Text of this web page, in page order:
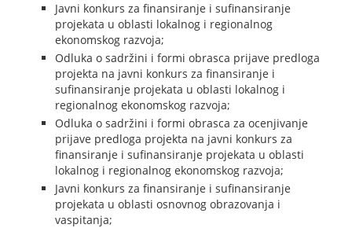
Javni konkurs za finansiranje i sufinansiranje
projekata u oblasti lokalnog i regionalnog
ekonomskog razvoja;
Odluka o sadržini i formi obrasca prijave predloga
projekta na javni konkurs za finansiranje i
sufinansiranje projekata u oblasti lokalnog i
regionalnog ekonomskog razvoja;
Odluka o sadržini i formi obrasca za ocenjivanje
prijave predloga projekta na javni konkurs za
finansiranje i sufinansiranje projekata u oblasti
lokalnog i regionalnog ekonomskog razvoja;
Javni konkurs za finansiranje i sufinansiranje
projekata u oblasti osnovnog obrazovanja i
vaspitanja;